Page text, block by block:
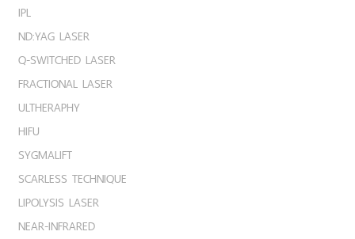
IPL
ND:YAG LASER
Q-SWITCHED LASER
FRACTIONAL LASER
ULTHERAPHY
HIFU
SYGMALIFT
SCARLESS TECHNIQUE
LIPOLYSIS LASER
NEAR-INFRARED